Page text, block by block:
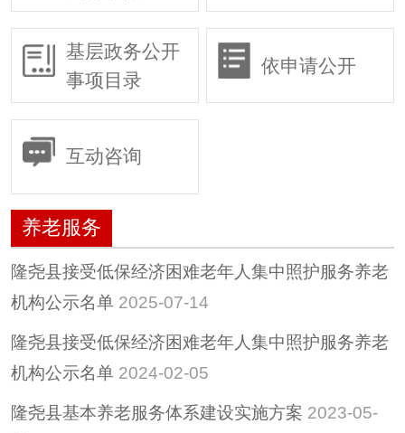
行政许可
行政复议
行政执法
惠民惠农财政补贴专
重大决策
其他
基层政务公开
事项目录
依申请公开
互动咨询
养老服务
隆尧县接受低保经济困难老年人集中照护服务养老
机构公示名单 2025-07-14
隆尧县接受低保经济困难老年人集中照护服务养老
机构公示名单 2024-02-05
隆尧县基本养老服务体系建设实施方案 2023-05-